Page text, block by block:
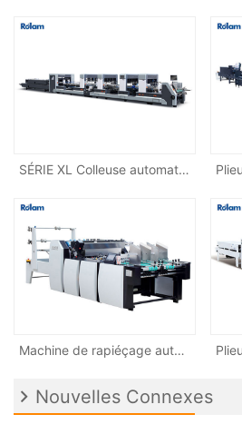
SÉRIE XL Colleuse automatique de dossier d'angle 4-6 intelligent haute vitesse
Machine de rapiéçage automatique de fenêtre à double canal à grande vitesse GK-1080T
Nouvelles Connexes